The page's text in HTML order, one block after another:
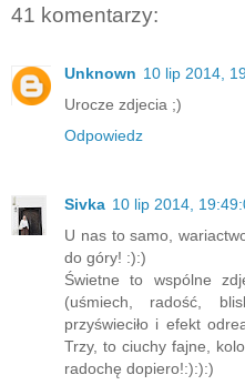
41 komentarzy:
Unknown 10 lip 2014,
Urocze zdjecia ;)
Odpowiedz
Sivka 10 lip 2014,
U nas to samo,
do góry! :):)
Świetne to wspólne
(uśmiech, radość,
przyświeciło i efekt
Trzy, to ciuchy fajne,
radochę dopiero!:):):)